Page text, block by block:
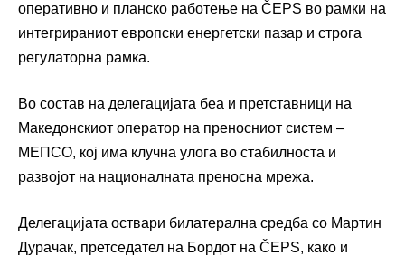
оперативно и планско работење на ČEPS во рамки на
интегрираниот европски енергетски пазар и строга
регулаторна рамка.
Во состав на делегацијата беа и претставници на
Македонскиот оператор на преносниот систем –
МЕПСО, кој има клучна улога во стабилноста и
развојот на националната преносна мрежа.
Делегацијата оствари билатерална средба со Мартин
Дурачак, претседател на Бордот на ČEPS, како и